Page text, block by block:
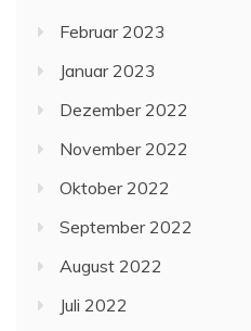
Februar 2023
Januar 2023
Dezember 2022
November 2022
Oktober 2022
September 2022
August 2022
Juli 2022